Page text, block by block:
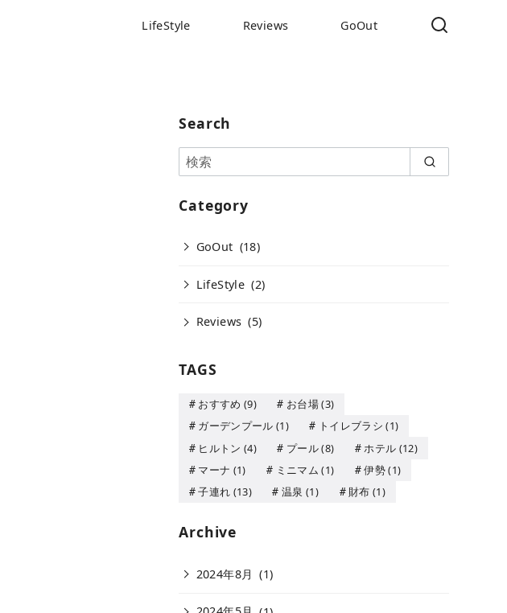
LifeStyle Reviews GoOut
Search
Category
GoOut (18)
LifeStyle (2)
Reviews (5)
TAGS
おすすめ (9) お台場(3)
ガーデンプール (1) トイレブラシ (1)
ヒルトン (4) プール(8) ホテル (12)
マーナ (1) ミニマム (1) 伊勢(1)
子連れ (13) 温泉 (1) 財布 (1)
Archive
2024年8月 (1)